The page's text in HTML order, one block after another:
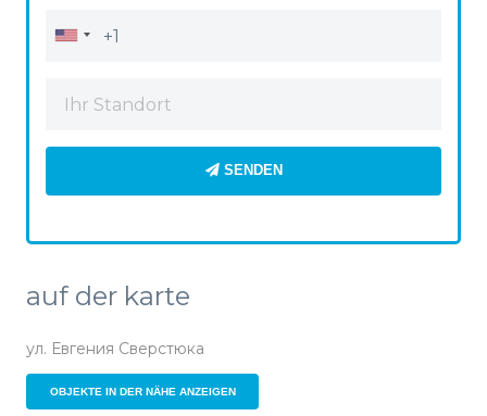
SENDEN
auf der karte
ул. Евгения Сверстюка
OBJEKTE IN DER NÄHE ANZEIGEN